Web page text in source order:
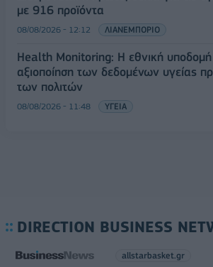
με 916 προϊόντα
08/08/2026 - 12:12 ΛΙΑΝΕΜΠΟΡΙΟ
Health Monitoring: Η εθνική υποδομή
αξιοποίηση των δεδομένων υγείας
των πολιτών
08/08/2026 - 11:48 ΥΓΕΙΑ
DIRECTION BUSINESS
allstarbasket.gr